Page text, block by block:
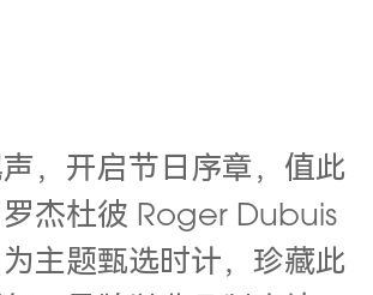
，开启节日序章，值此
杰杜彼 Roger Dubuis
主题甄选时计，珍藏此